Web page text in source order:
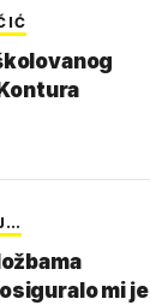
mi je